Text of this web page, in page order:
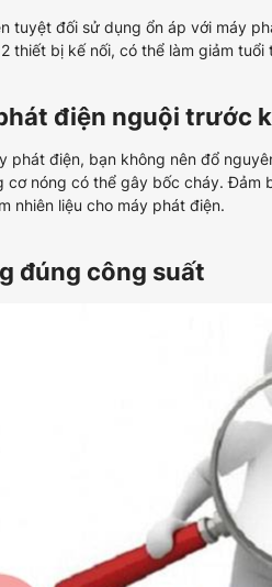
tuyệt đối sử dụng ổn áp với máy
thiết bị kế nối, có thể làm giảm tuổi
điện nguội trước
phát điện, bạn không nên đổ
nóng có thể gây bốc cháy. Đảm
nhiên liệu cho máy phát điện.
đúng công suất